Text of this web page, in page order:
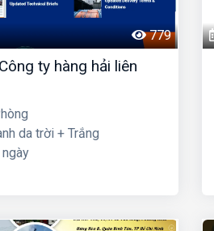
779
ty hàng hải liên
da trời + Trắng